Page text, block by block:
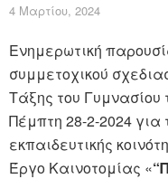
4 Μαρτίου, 2024
Ενημερωτική
συμμετοχικού
Τάξης του Γυμνασίου
Πέμπτη 28-2-2024 για
εκπαιδευτικής
Έργο Καινοτομίας «